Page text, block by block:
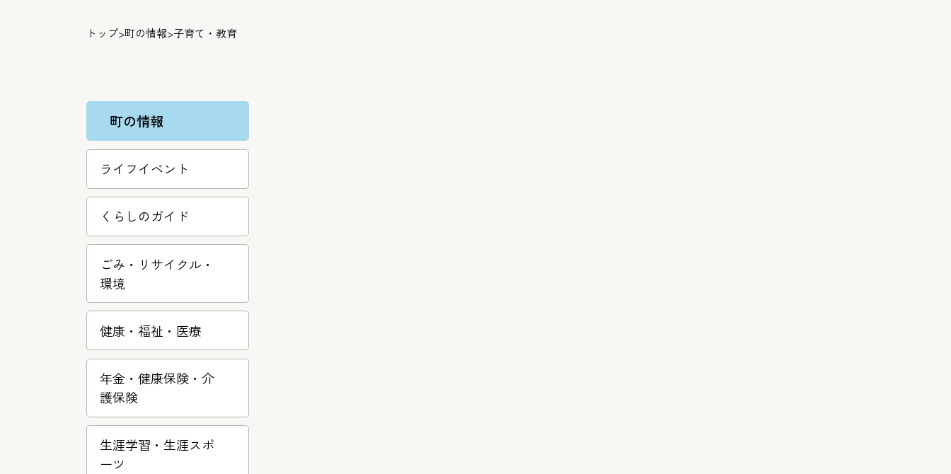
トップ>町の情報>子育て・教育
町の情報
ライフイベント
くらしのガイド
ごみ・リサ­イクル・
環­境
健康・福祉・医療
年金・健康保険・介
護保険
生涯学習・­生涯スポ
ー­ツ